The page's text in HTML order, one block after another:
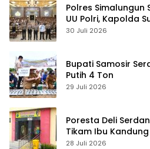
Polres Simalungun
UU Polri, Kapolda
Fondasi
30 Juli 2026
Bupati Samosir
Putih 4 Ton
29 Juli 2026
Poresta Deli
Tikam Ibu Kandung
28 Juli 2026